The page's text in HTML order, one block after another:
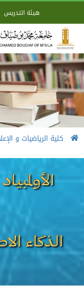
هيئة التدريس
كلية الرياضيات و